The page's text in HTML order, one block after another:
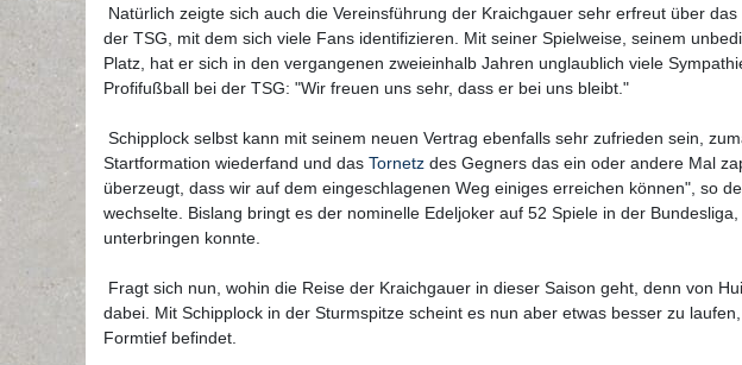
Natürlich zeigte sich auch die Vereinsführung der Kraichgauer sehr erfreut über
der TSG, mit dem sich viele Fans identifizieren. Mit seiner Spielweise, seinem
Platz, hat er sich in den vergangenen zweieinhalb Jahren unglaublich viele
Profifußball bei der TSG: "Wir freuen uns sehr, dass er bei uns bleibt."
Schipplock selbst kann mit seinem neuen Vertrag ebenfalls sehr zufrieden sein,
Startformation wiederfand und das Tornetz des Gegners das ein oder andere Mal
überzeugt, dass wir auf dem eingeschlagenen Weg einiges erreichen können", so
wechselte. Bislang bringt es der nominelle Edeljoker auf 52 Spiele in der
unterbringen konnte.
Fragt sich nun, wohin die Reise der Kraichgauer in dieser Saison geht, denn von
dabei. Mit Schipplock in der Sturmspitze scheint es nun aber etwas besser zu
Formtief befindet.